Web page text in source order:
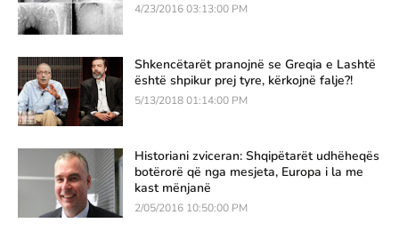
4/23/2016 03:13:00 PM
Shkencëtarët pranojnë se Greqia e Lashtë
është shpikur prej tyre, kërkojnë falje?!
5/13/2018 01:14:00 PM
Historiani zviceran: Shqipëtarët udhëheqës
botërorë që nga mesjeta, Europa i la me
kast mënjanë
2/05/2016 10:50:00 PM